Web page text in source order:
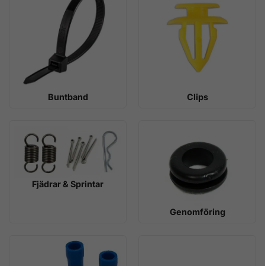
Buntband Clips
Fjädrar & Sprintar
Genomföring